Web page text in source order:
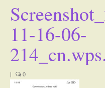
La Mairie
Tourisme
11-16-06-
| 0